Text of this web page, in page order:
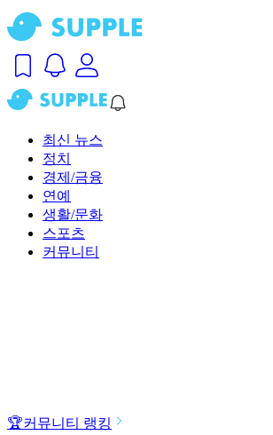
최신 뉴스
정치
경제/금융
연예
생활/문화
스포츠
커뮤니티
🏆커뮤니티 랭킹